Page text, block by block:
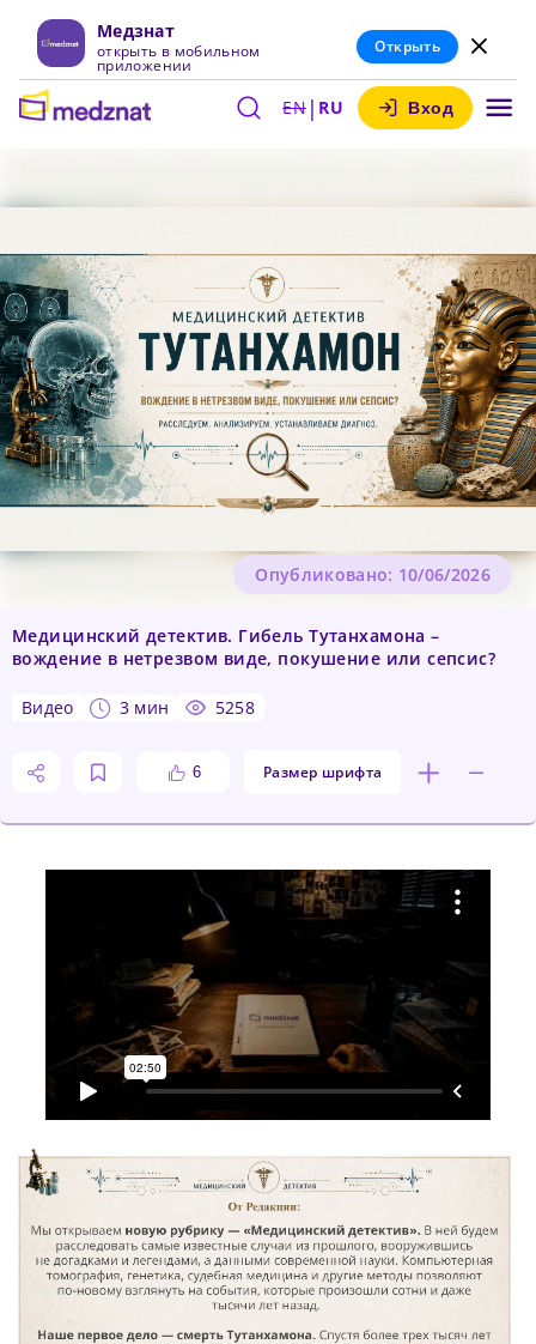
Медзнат
открыть в мобильном
приложении
Открыть
EN| RU Вход
Медицинский детектив. Гибель Тутанхамона –
вождение в нетрезвом виде, покушение или сепсис?
видео 3 мин 5258
6 Размер шрифта
Опубликовано: 10/06/2026